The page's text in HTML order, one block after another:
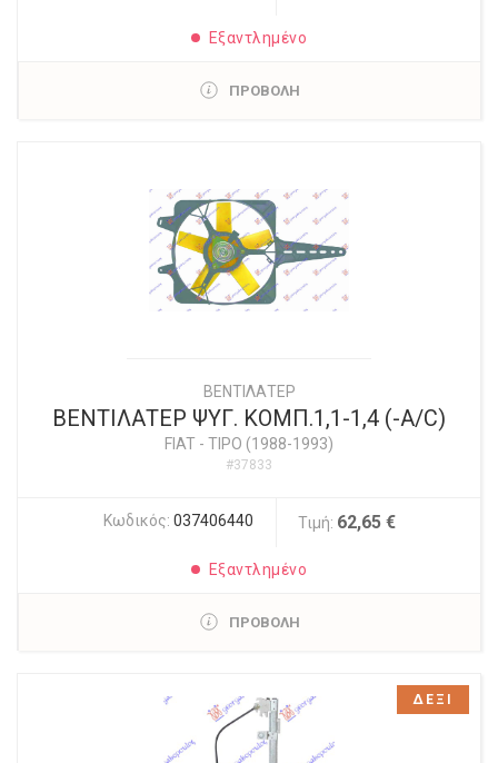
Εξαντλημένο
ΠΡΟΒΟΛΗ
ΒΕΝΤΙΛΑΤΕΡ
ΒΕΝΤΙΛΑΤΕΡ ΨΥΓ. ΚΟΜΠ.1,1-1,4 (-A/C)
FIAT - TIPO (1988-1993)
#37833
Κωδικός: 037406440 Τιμή: 62,65 €
Εξαντλημένο
ΠΡΟΒΟΛΗ
ΔΕΞΙ